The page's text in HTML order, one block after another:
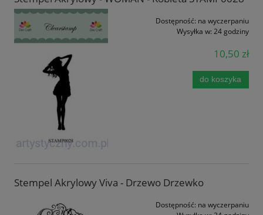
Dostępność: na wyczerpaniu
Wysyłka w: 24 godziny
10,50 zł
do koszyka
Stempel Akrylowy Viva - Drzewo Drzewko
Dostępność: na wyczerpaniu